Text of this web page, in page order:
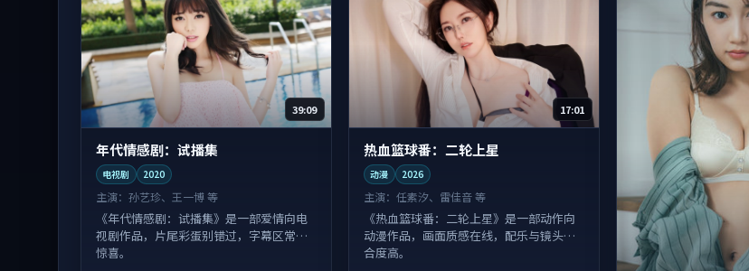
39:09
年代情感剧：试播集
电视剧 2020
主演： 孙艺珍、王一博 等
《年代情感剧：试播集》是一部爱情向电
视剧作品，片尾彩蛋别错过，字幕区常有
惊喜。
17:01
热血篮球番：二轮上星
动漫 2026
主演：任素汐、雷佳音 等
《热血篮球番：二轮上星》是一部动作向
动漫作品，画面质感在线，配乐与镜头配
合度高。